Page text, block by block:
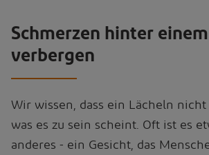
Schmerzen hinter
verbergen
Wir wissen, dass ein Lächeln
was es zu sein scheint. Oft ist es
anderes - ein Gesicht, das